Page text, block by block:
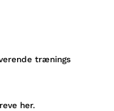
trænings
her.